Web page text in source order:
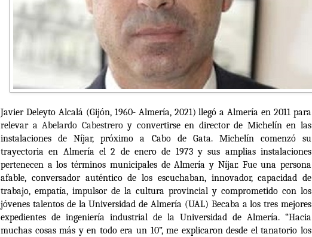
Javier Deleyto Alcalá (Gijón, 1960- Almería, 2021) llegó a Almería en 2011 para
relevar a Abelardo Cabestreroy convertirse en director de Michelín en las
instalaciones de Níjar, próximo a Cabo de Gata. Michelín comenzó su
trayectoria en Almería el 2 de enero de 1973 y sus amplias instalaciones
pertenecen a los términos municipales de Almería y Níjar. Fue una persona
afable, conversador auténtico de los escuchaban, innovador, capacidad de
trabajo, empatía, impulsor de la cultura provincial y comprometido con los
jóvenes talentos de la Universidad de Almería (UAL) Becaba a los tres mejores
expedientes de ingeniería industrial de la Universidad de Almería. “Hacia
muchas cosas más y en todo era un 10”, me explicaron desde el tanatorio los